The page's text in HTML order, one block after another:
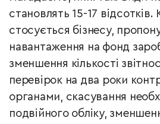
становлять 15-17
стосується бізнесу,
навантаження на фонд
зменшення кількості
перевірок на два роки
органами, скасування
подвійного обліку,